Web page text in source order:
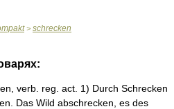
> schrecken
verb. reg. act. 1) Durch Schrecken
Das Wild abschrecken, es des